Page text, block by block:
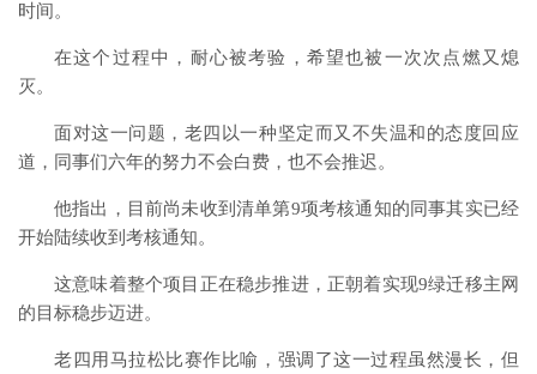
时间。
在这个过程中，耐心被考验，希望也被一次次点燃又熄
灭。
面对这一问题，老四以一种坚定而又不失温和的态度回应
道，同事们六年的努力不会白费，也不会推迟。
他指出，目前尚未收到清单第9项考核通知的同事其实已经
开始陆续收到考核通知。
这意味着整个项目正在稳步推进，正朝着实现9绿迁移主网
的目标稳步迈进。
老四用马拉松比赛作比喻，强调了这一过程虽然漫长，但